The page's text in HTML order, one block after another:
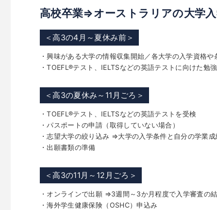
高校卒業⇒オーストラリアの大学
＜高3の4月～夏休み前＞
・興味がある大学の情報収集開始／各大学の入学資格や
・TOEFL®テスト、IELTSなどの英語テストに向けた勉
＜高3の夏休み～11月ごろ＞
・TOEFL®テスト、IELTSなどの英語テストを受検
・パスポートの申請（取得していない場合）
・志望大学の絞り込み ⇒大学の入学条件と自分の学業
・出願書類の準備
＜高3の11月～12月ごろ＞
・オンラインで出願 ⇒3週間～3か月程度で入学審査の
・海外学生健康保険（OSHC）申込み